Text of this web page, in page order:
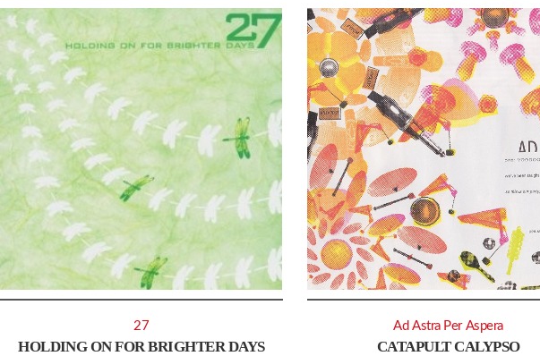
HOLDING ON FOR BRIGHTER DAYS
27
CATAPULT CALYPSO
Ad Astra Per Aspera